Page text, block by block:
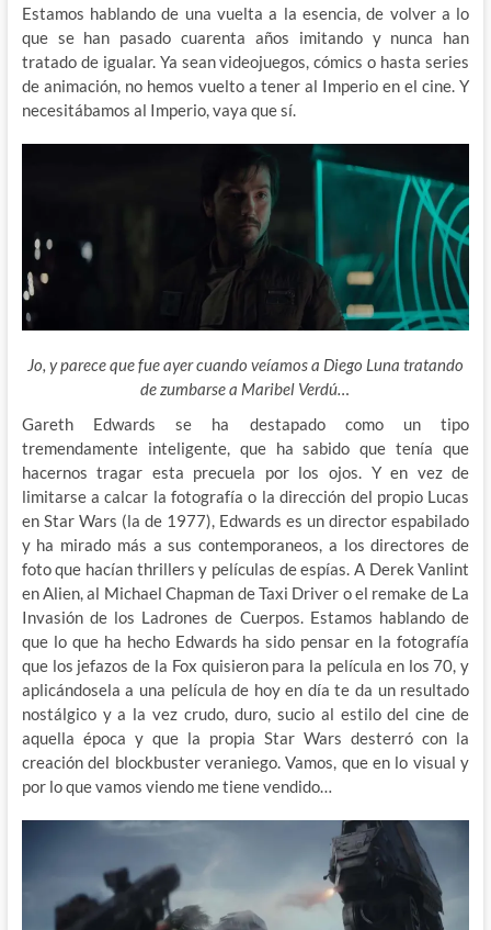
Estamos hablando de una vuelta a la esencia, de volver a lo
que se han pasado cuarenta años imitando y nunca han
tratado de igualar. Ya sean videojuegos, cómics o hasta series
de animación, no hemos vuelto a tener al Imperio en el cine. Y
necesitábamos al Imperio, vaya que sí.
Jo, y parece que fue ayer cuando veíamos a Diego Luna tratando
de zumbarse a Maribel Verdú…
Gareth Edwards se ha destapado como un tipo
tremendamente inteligente, que ha sabido que tenía que
hacernos tragar esta precuela por los ojos. Y en vez de
limitarse a calcar la fotografía o la dirección del propio Lucas
en Star Wars (la de 1977), Edwards es un director espabilado
y ha mirado más a sus contemporaneos, a los directores de
foto que hacían thrillers y películas de espías. A Derek Vanlint
en Alien, al Michael Chapman de Taxi Driver o el remake de La
Invasión de los Ladrones de Cuerpos. Estamos hablando de
que lo que ha hecho Edwards ha sido pensar en la fotografía
que los jefazos de la Fox quisieron para la película en los 70, y
aplicándosela a una película de hoy en día te da un resultado
nostálgico y a la vez crudo, duro, sucio al estilo del cine de
aquella época y que la propia Star Wars desterró con la
creación del blockbuster veraniego. Vamos, que en lo visual y
por lo que vamos viendo me tiene vendido…